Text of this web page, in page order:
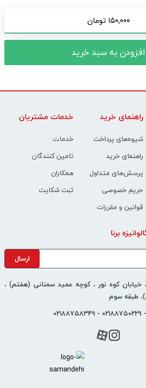
۱۵۰,۰۰۰ تومان
افزودن به سبد خرید
راهنمای خرید
شیوه‌های پرداخت
راهنمای خرید
پرسش‌های متداول
حریم خصوصی
قوانین و مقررات
خدمات مشتریان
خدمات
تامین کنندگان
همکاران
ثبت شکایت
برنا
کوه نور ، كوچه عمید سمنانی (هفتم) ،